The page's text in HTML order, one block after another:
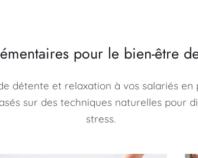
pour le bien-être
détente et relaxation à vos salariés en
sur des techniques naturelles pour
stress.